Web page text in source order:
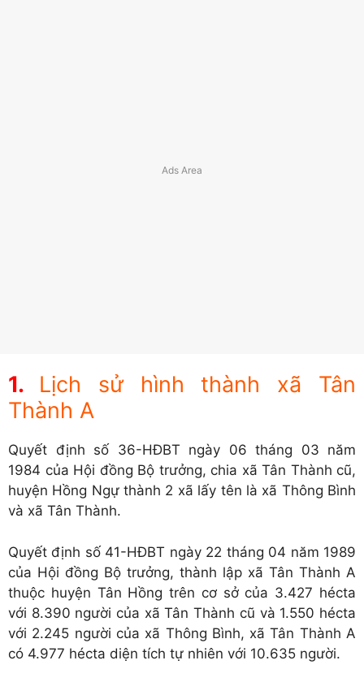
Lịch sử hình thành xã Tân
Thành A
Quyết định số 36-HĐBT ngày 06 tháng 03 năm
1984 của Hội đồng Bộ trưởng, chia xã Tân Thành cũ,
huyện Hồng Ngự thành 2 xã lấy tên là xã Thông Bình
và xã Tân Thành.
Quyết định số 41-HĐBT ngày 22 tháng 04 năm 1989
của Hội đồng Bộ trưởng, thành lập xã Tân Thành A
thuộc huyện Tân Hồng trên cơ sở của 3.427 hécta
với 8.390 người của xã Tân Thành cũ và 1.550 hécta
với 2.245 người của xã Thông Bình, xã Tân Thành A
có 4.977 hécta diện tích tự nhiên với 10.635 người.